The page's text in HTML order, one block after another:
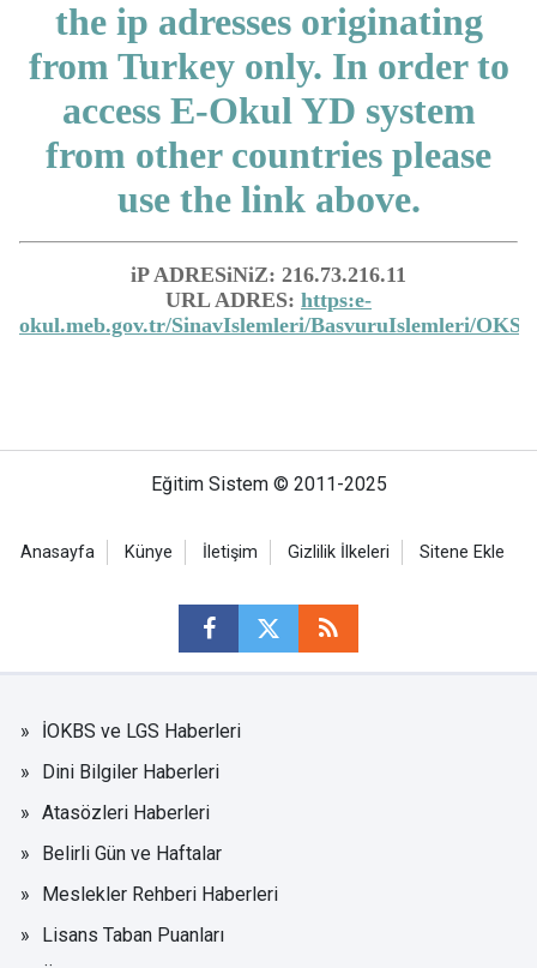
Eğitim Sistem © 2011-2025
Anasayfa Künye İletişim Gizlilik İlkeleri Sitene Ekle
İOKBS ve LGS Haberleri
Dini Bilgiler Haberleri
Atasözleri Haberleri
Belirli Gün ve Haftalar
Meslekler Rehberi Haberleri
Lisans Taban Puanları